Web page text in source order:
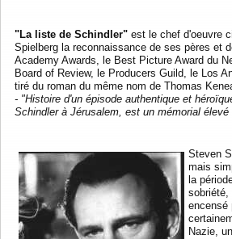
"La liste de Schindler" est le chef d'oeuvre
Spielberg la reconnaissance de ses pères et
Academy Awards, le Best Picture Award du
Board of Review, le Producers Guild, le Los
tiré du roman du même nom de Thomas
- "Histoire d'un épisode authentique et
Schindler à Jérusalem, est un mémorial
Steven
mais
la
sobriété,
encensé
Nazie,